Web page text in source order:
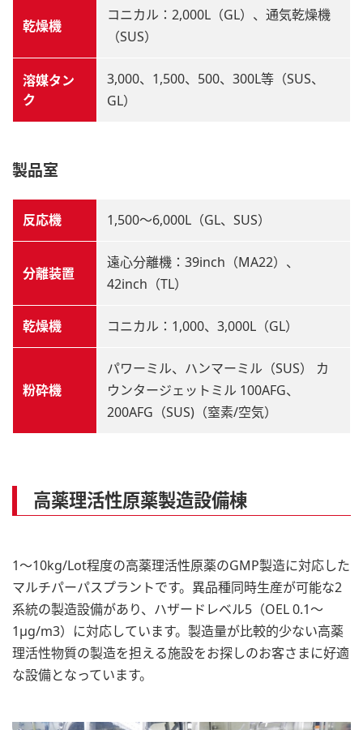
乾燥機
コニカル：2,000L（GL）、通気乾燥機
（SUS）
溶媒タン
ク
3,000、1,500、500、300L等（SUS、
GL）
製品室
反応機 1,500～6,000L（GL、SUS）
分離装置
遠心分離機：39inch（MA22）、
42inch（TL）
乾燥機 コニカル：1,000、3,000L（GL）
粉砕機
パワーミル、ハンマーミル（SUS） カ
ウンタージェットミル 100AFG、
200AFG（SUS)（窒素/空気）
高薬理活性原薬製造設備棟
1～10kg/Lot程度の高薬理活性原薬のGMP製造に対応した
マルチパーパスプラントです。異品種同時生産が可能な2
系統の製造設備があり、ハザードレベル5（OEL 0.1～
1μg/m3）に対応しています。製造量が比較的少ない高薬
理活性物質の製造を担える施設をお探しのお客さまに好適
な設備となっています。